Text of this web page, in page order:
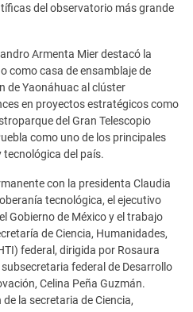
del observatorio más grande
Armenta Mier destacó la
como casa de ensamblaje de
de Yaonáhuac al clúster
en proyectos estratégicos como
del Gran Telescopio
como uno de los principales
del país.
con la presidenta Claudia
tecnológica, el ejecutivo
Gobierno de México y el trabajo
de Ciencia, Humanidades,
federal, dirigida por Rosaura
federal de Desarrollo
Celina Peña Guzmán.
la secretaria de Ciencia,